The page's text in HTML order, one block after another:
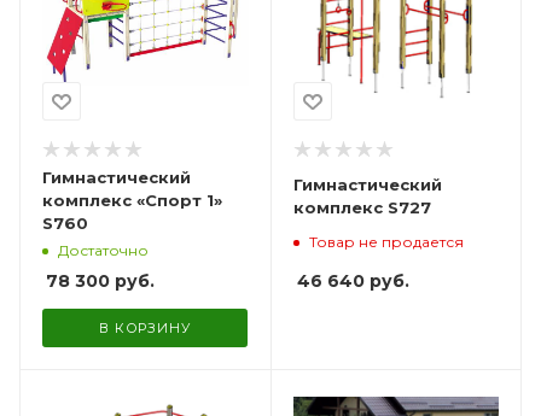
Гимнастический
комплекс «Спорт 1»
S760
Достаточно
78 300 руб.
В КОРЗИНУ
Гимнастический
комплекс S727
Товар не продается
46 640руб.